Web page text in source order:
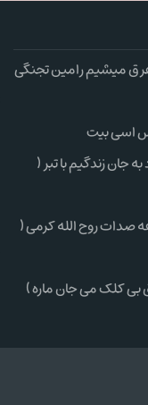
میشیم رامین تجنگی
اسی بیت
جان زندگیم با تبر (
صدات روح الله کرمی (
بی کلک می جان ماره )